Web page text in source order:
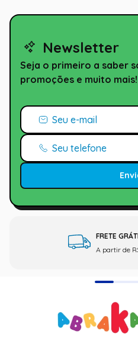
Newsletter
Seja o primeiro a saber
promoções e muito mais!
FRETE
A partir de